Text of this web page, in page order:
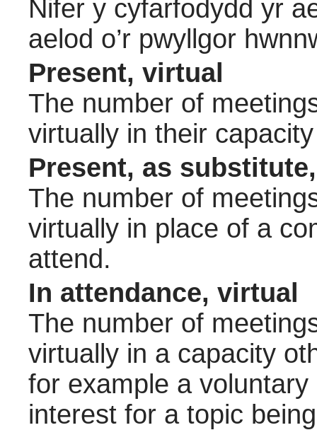
Nifer y cyfarfodydd yr
aelod o’r pwyllgor
Present, virtual
The number of
virtually in their
Present, as
The number of
virtually in place of a
attend.
In attendance, virtual
The number of
virtually in a capacity
for example a
interest for a topic